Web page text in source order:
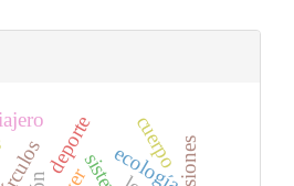
ecología
deporte cuerpo